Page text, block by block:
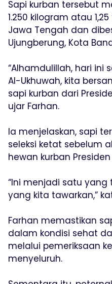
Sapi kurban tersebut
1.250 kilogram atau
Jawa Tengah dan
Ujungberung, Kota
“Alhamdulillah, hari ini
Al-Ukhuwah, kita
sapi kurban dari
ujar Farhan.
Ia menjelaskan, sapi
seleksi ketat sebelum
hewan kurban
“Ini menjadi satu
yang kita tawarkan,”
Farhan memastikan
dalam kondisi sehat
melalui pemeriksaan
menyeluruh.